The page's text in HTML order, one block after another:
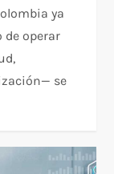
ya
de operar
se